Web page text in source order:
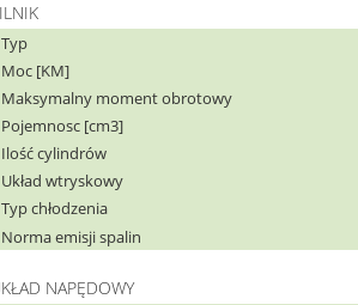
Typ
Moc [KM]
Maksymalny moment obrotowy
Pojemnosc [cm3]
Ilość cylindrów
Układ wtryskowy
Typ chłodzenia
Norma emisji spalin
NAPĘDOWY